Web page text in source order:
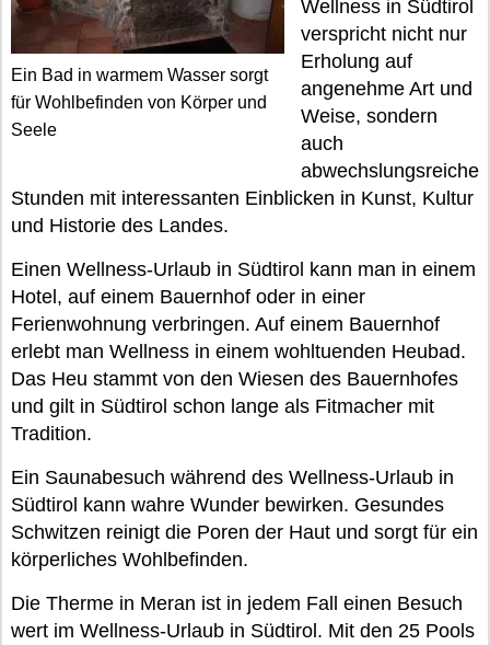
Ein Bad in warmem Wasser sorgt
für Wohlbefinden von Körper und
Seele
Wellness in Südtirol
verspricht nicht nur
Erholung auf
angenehme Art und
Weise, sondern
auch
abwechslungsreiche
Stunden mit interessanten Einblicken in Kunst, Kultur
und Historie des Landes.
Einen Wellness-Urlaub in Südtirol kann man in einem
Hotel, auf einem Bauernhof oder in einer
Ferienwohnung verbringen. Auf einem Bauernhof
erlebt man Wellness in einem wohltuenden Heubad.
Das Heu stammt von den Wiesen des Bauernhofes
und gilt in Südtirol schon lange als Fitmacher mit
Tradition.
Ein Saunabesuch während des Wellness-Urlaub in
Südtirol kann wahre Wunder bewirken. Gesundes
Schwitzen reinigt die Poren der Haut und sorgt für ein
körperliches Wohlbefinden.
Die Therme in Meran ist in jedem Fall einen Besuch
wert im Wellness-Urlaub in Südtirol. Mit den 25 Pools